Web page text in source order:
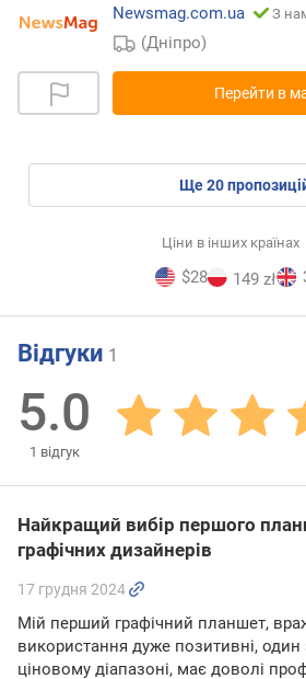
Newsmag.com.ua
З
(Дніпро)
Перейти в
ще20
Ціни в інших країнах
$28 149 zł
Відгуки 1
5.0
1 відгук
Найкращий вибір першого
графічних дизайнерів
17 грудня 2024
Мій перший графічний планшет,
використання дуже позитивні,
ціновому діапазоні, має доволі